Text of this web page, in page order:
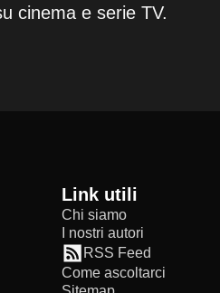
cinema e serie TV.
Link utili
Chi siamo
I nostri autori
RSS Feed
Come ascoltarci